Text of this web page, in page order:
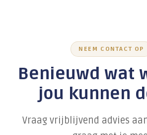
NEEM CONTACT OP
Benieuwd wat
jou kunnen
Vraag vrijblijvend advies